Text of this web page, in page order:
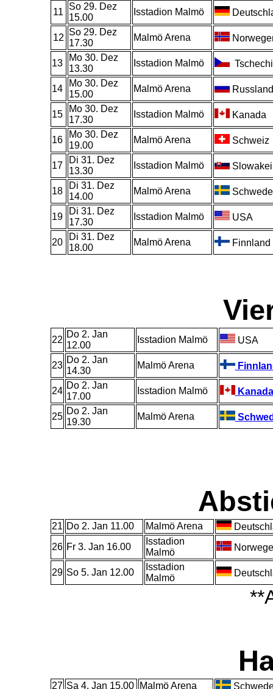
11
So 29. Dez
15.00
Isstadion Malmö
12
So 29. Dez
17.30
Malmö Arena
13
Mo 30. Dez
13.30
Isstadion Malmö
14
Mo 30. Dez
15.00
Malmö Arena Russland
15
Mo 30. Dez
17.30
Isstadion Malmö Kanada
16
Mo 30. Dez
19.00
Malmö Arena Schweiz
17
Di 31. Dez
13.30
Isstadion Malmö Slowakei
18
Di 31. Dez
14.00
Malmö Arena
19
Di 31. Dez
17.30
Isstadion Malmö USA
20
Di 31. Dez
18.00
Malmö Arena Finnland
22
Do 2. Jan
12.00
Isstadion Malmö USA
23
Do 2. Jan
14.30
Malmö Arena
24
Do 2. Jan
17.00
Isstadion Malmö Kanada
25
Do 2. Jan
19.30
Malmö Arena
21 Do 2. Jan 11.00 Malmö Arena
26 Fr 3. Jan 16.00
Isstadion
Malmö
29 So 5. Jan 12.00
Isstadion
Malmö
27 Sa 4. Jan 15.00 Malmö Arena